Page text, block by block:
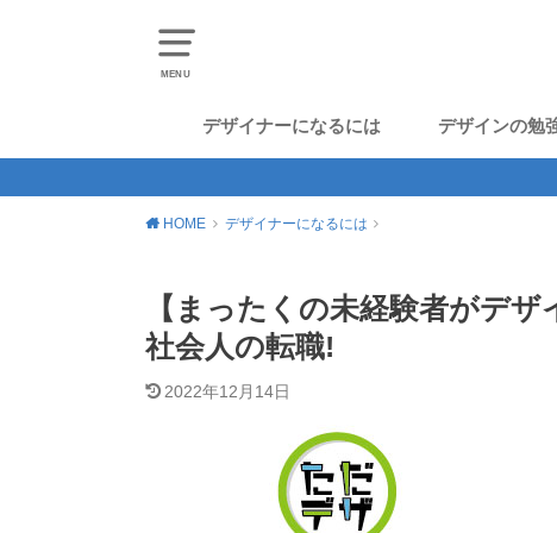
MENU
デザイナーになるには デザインの勉
HOME デザイナーになるには
【まったくの未経験者がデ
社会人の転職!
2022年12月14日